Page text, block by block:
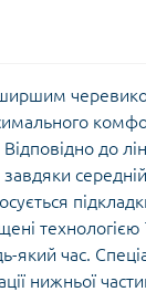
до
час.
нижньої